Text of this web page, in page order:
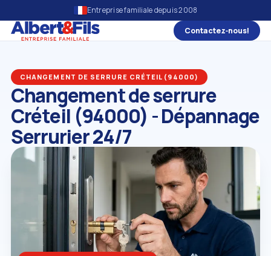
Entreprise familiale depuis 2008
Contactez‑nous!
CHANGEMENT DE SERRURE CRÉTEIL (94000)
Changement de serrure
Créteil (94000) - Dépannage
Serrurier 24/7